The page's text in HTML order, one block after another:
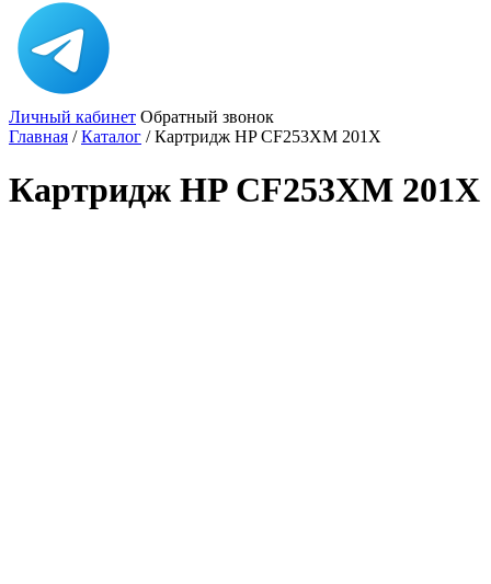
Личный кабинет Обратный звонок
Главная /Каталог /Картридж HP CF253XM 201X
Картридж HP CF253XM 201X